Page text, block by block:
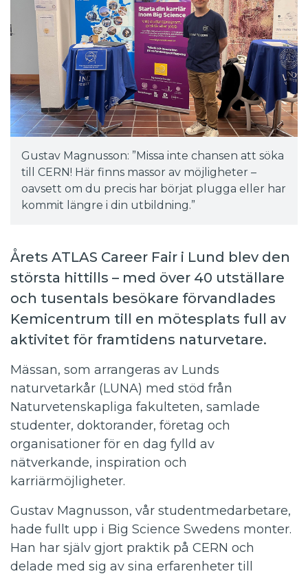
Gustav Magnusson: ”Missa inte chansen att söka
till CERN! Här finns massor av möjligheter –
oavsett om du precis har börjat plugga eller har
kommit längre i din utbildning.”
Årets ATLAS Career Fair i Lund blev den
största hittills – med över 40 utställare
och tusentals besökare förvandlades
Kemicentrum till en mötesplats full av
aktivitet för framtidens naturvetare.
Mässan, som arrangeras av Lunds
naturvetarkår (LUNA) med stöd från
Naturvetenskapliga fakulteten, samlade
studenter, doktorander, företag och
organisationer för en dag fylld av
nätverkande, inspiration och
karriärmöjligheter.
Gustav Magnusson, vår studentmedarbetare,
hade fullt upp i Big Science Swedens monter.
Han har själv gjort praktik på CERN och
delade med sig av sina erfarenheter till